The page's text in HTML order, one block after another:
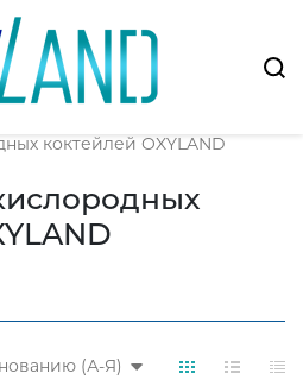
коктейлей OXYLAND
(А-Я)